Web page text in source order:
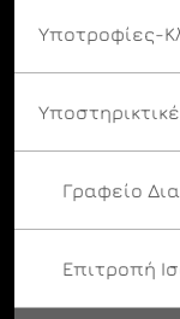
Υποτροφίες-
Γραφείο
Επιτροπή